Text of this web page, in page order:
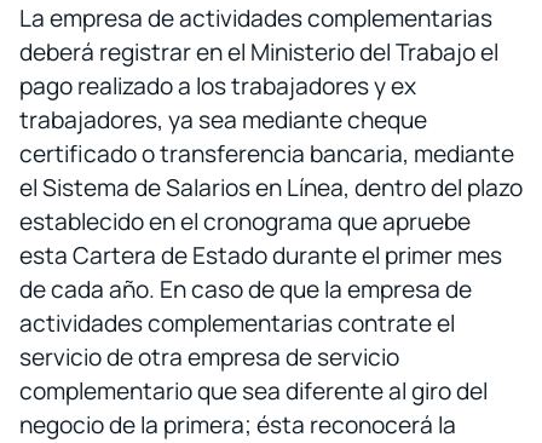
La empresa de actividades complementarias
deberá registrar en el Ministerio del Trabajo el
pago realizado a los trabajadores y ex
trabajadores, ya sea mediante cheque
certificado o transferencia bancaria, mediante
el Sistema de Salarios en Línea, dentro del plazo
establecido en el cronograma que apruebe
esta Cartera de Estado durante el primer mes
de cada año. En caso de que la empresa de
actividades complementarias contrate el
servicio de otra empresa de servicio
complementario que sea diferente al giro del
negocio de la primera; ésta reconocerá la